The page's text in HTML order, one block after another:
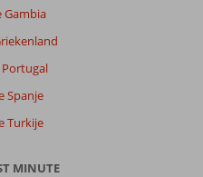
Gambia
Spanje
Turkije
MINUTE